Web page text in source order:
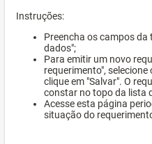
Instruções:
Preencha os campos
dados";
Para emitir um novo
requerimento",
clique em "Salvar". O
constar no topo da lista
Acesse esta página
situação do